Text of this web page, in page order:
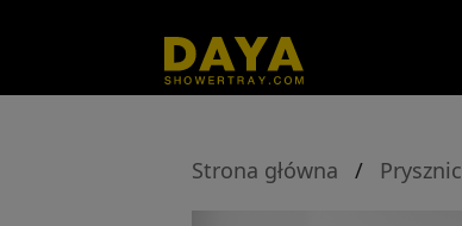
Strona główna / Prysznic